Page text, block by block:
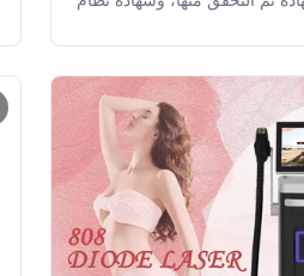
معتمدة من 27 دولة في الاتحاد الأوروبي
واليابان وكندا والولايات
البيكو ثانية الأصباغ عن طريق
ليزر في نبضات بيكو ثانية
أقصر.وهذا ...